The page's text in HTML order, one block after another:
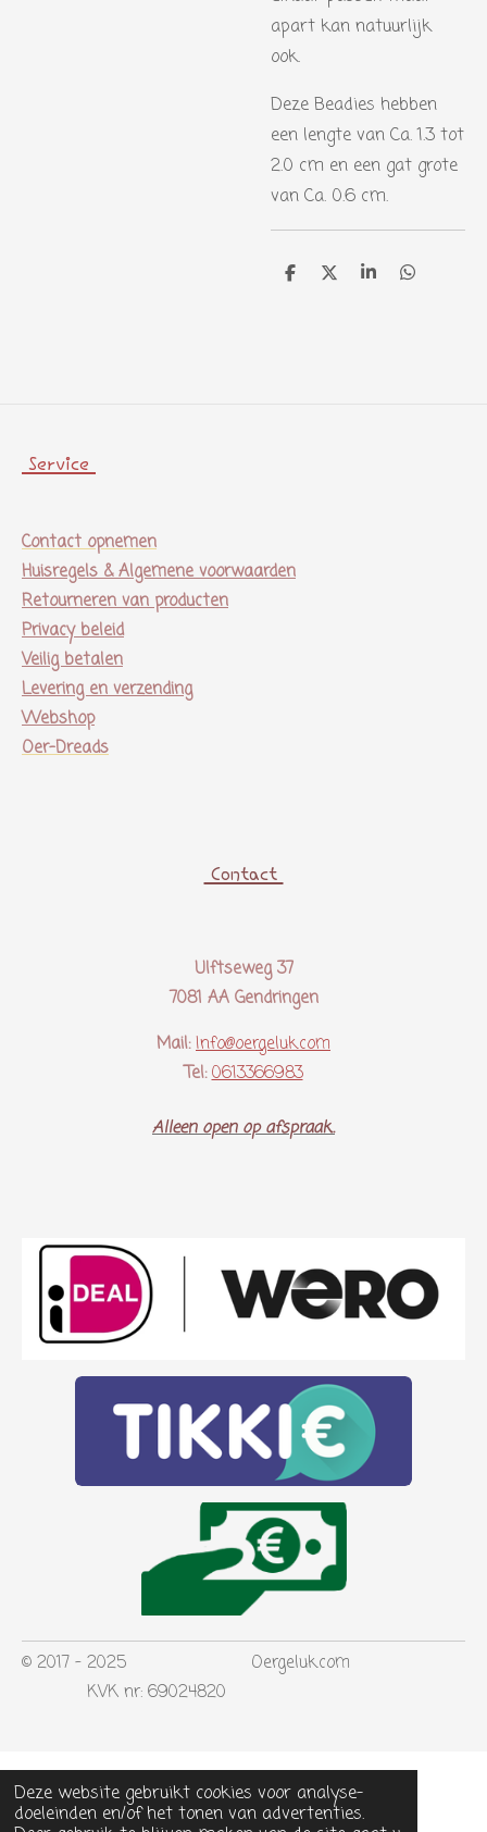
Deze website gebruikt cookies voor analyse-
doeleinden en/of het tonen van advertenties.
apart kan natuurlijk
ook.
Deze Beadies hebben
een lengte van Ca. 1.3 tot
2.0 cm en een gat grote
van Ca. 0.6 cm.
D D S D
Service
Contact opnemen
Huisregels & Algemene voorwaarden
Retourneren van producten
Privacy beleid
Veilig betalen
Levering en verzending
Webshop
Oer-Dreads
Contact
Ulftseweg 37
7081 AA Gendringen
Mail: Info@oergeluk.com
Tel: 0613366983
Alleen open op afspraak..
© 2017 - 2025 Oergeluk.com
KVK nr: 69024820